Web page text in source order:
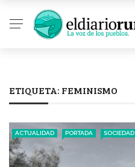
ETIQUETA: FEMINISMO
ACTUALIDAD PORTADA SOCIEDAD